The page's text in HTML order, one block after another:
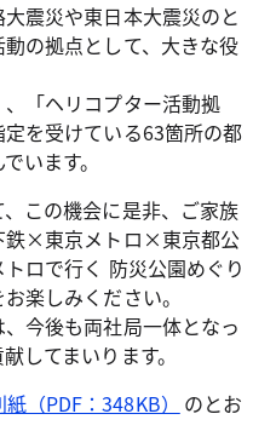
大震災や東日本大震災のと
の拠点として、大きな役
、「ヘリコプター活動拠
を受けている63箇所の都
います。
この機会に是非、ご家族
鉄×東京メトロ×東京都公
ロで行く 防災公園めぐり
楽しみください。
今後も両社局一体となっ
してまいります。
紙（PDF：348KB）
のとお